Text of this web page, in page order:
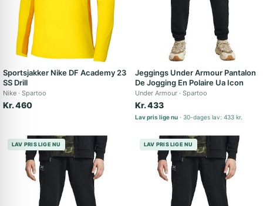
Sportsjakker Nike DF Academy 23
SS Drill
Nike Spartoo
Kr. 460
Jeggings Under Armour Pantalon
De Jogging En Polaire Ua Icon
Under Armour Spartoo
Kr. 433
Lav pris lige nu 30-dages lav: 433 kr.
LAV PRIS LIGE NU LAV PRIS LIGE NU